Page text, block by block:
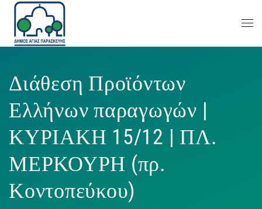
Διάθεση Προϊόντων
Ελλήνων παραγωγών |
ΚΥΡΙΑΚΗ 15/12 | ΠΛ.
ΜΕΡΚΟΥΡΗ (πρ.
Κοντοπεύκου)